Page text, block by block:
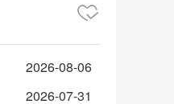
2026-08-06
2026-07-31